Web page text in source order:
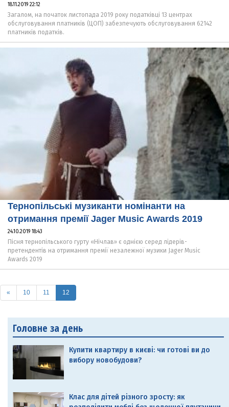
18.11.2019 22:12
Загалом, на початок листопада 2019 року податківці 13 центрах
обслуговування платників (ЦОП) забезпечують обслуговування 62142
платників податків.
Тернопільські музиканти номінанти на
отримання премії Jager Music Awards 2019
24.10.2019 18:43
Пісня тернопільського гурту «Нічлав» є однією серед лідерів-
претендентів на отримання премії незалежної музики Jager Music
Awards 2019
« 10 11 12
Головне за день
Купити квартиру в києві: чи готові ви до
вибору новобудови?
Клас для дітей різного зросту: як